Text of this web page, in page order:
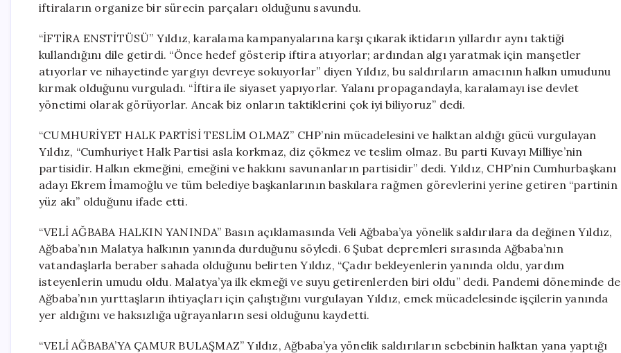
iftiraların organize bir sürecin parçaları olduğunu savundu.
“İFTİRA ENSTİTÜSÜ” Yıldız, karalama kampanyalarına karşı çıkarak iktidarın yıllardır aynı taktiği
kullandığını dile getirdi. “Önce hedef gösterip iftira atıyorlar; ardından algı yaratmak için manşetler
atıyorlar ve nihayetinde yargıyı devreye sokuyorlar” diyen Yıldız, bu saldırıların amacının halkın umudunu
kırmak olduğunu vurguladı. “İftira ile siyaset yapıyorlar. Yalanı propagandayla, karalamayı ise devlet
yönetimi olarak görüyorlar. Ancak biz onların taktiklerini çok iyi biliyoruz” dedi.
“CUMHURİYET HALK PARTİSİ TESLİM OLMAZ” CHP’nin mücadelesini ve halktan aldığı gücü vurgulayan
Yıldız, “Cumhuriyet Halk Partisi asla korkmaz, diz çökmez ve teslim olmaz. Bu parti Kuvayı Milliye’nin
partisidir. Halkın ekmeğini, emeğini ve hakkını savunanların partisidir” dedi. Yıldız, CHP’nin Cumhurbaşkanı
adayı Ekrem İmamoğlu ve tüm belediye başkanlarının baskılara rağmen görevlerini yerine getiren “partinin
yüz akı” olduğunu ifade etti.
“VELİ AĞBABA HALKIN YANINDA” Basın açıklamasında Veli Ağbaba’ya yönelik saldırılara da değinen Yıldız,
Ağbaba’nın Malatya halkının yanında durduğunu söyledi. 6 Şubat depremleri sırasında Ağbaba’nın
vatandaşlarla beraber sahada olduğunu belirten Yıldız, “Çadır bekleyenlerin yanında oldu, yardım
isteyenlerin umudu oldu. Malatya’ya ilk ekmeği ve suyu getirenlerden biri oldu” dedi. Pandemi döneminde de
Ağbaba’nın yurttaşların ihtiyaçları için çalıştığını vurgulayan Yıldız, emek mücadelesinde işçilerin yanında
yer aldığını ve haksızlığa uğrayanların sesi olduğunu kaydetti.
“VELİ AĞBABA’YA ÇAMUR BULAŞMAZ” Yıldız, Ağbaba’ya yönelik saldırıların sebebinin halktan yana yaptığı